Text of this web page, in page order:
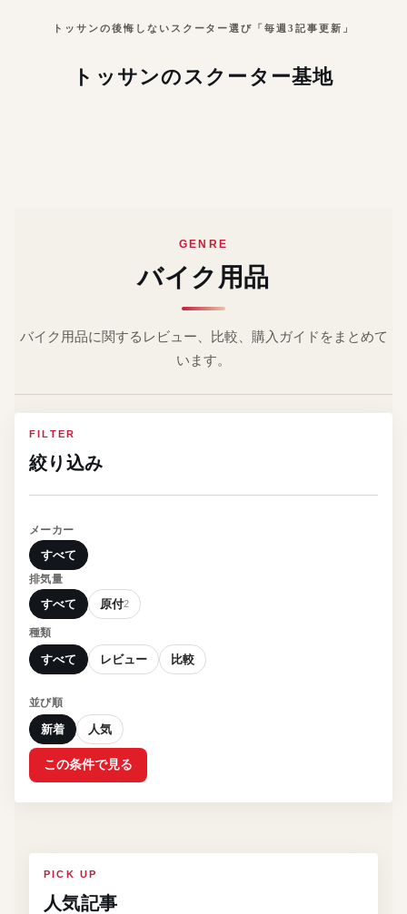
トッサンの後悔しないスクーター選び「毎週3記事更新」
トッサンのスクーター基地
GENRE
バイク用品
バイク用品に関するレビュー、比較、購入ガイドをまとめて
います。
FILTER
絞り込み
メーカー
すべて
排気量
すべて 原付2
種類
すべて レビュー 比較
並び順
新着 人気
この条件で見る
PICK UP
人気記事